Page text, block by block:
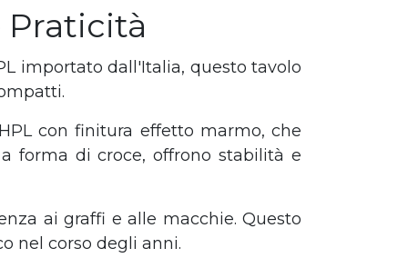
Praticità
importato dall'Italia, questo tavolo
con finitura effetto marmo, che
forma di croce, offrono stabilità e
ai graffi e alle macchie. Questo
nel corso degli anni.